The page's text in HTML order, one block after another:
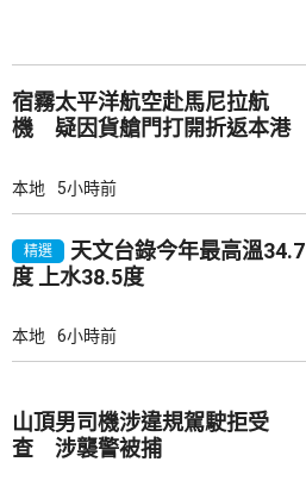
宿霧太平洋航空赴馬尼拉航
機 疑因貨艙門打開折返本港
本地 5小時前
精選
天文台錄今年最高溫34.7
度 上水38.5度
本地 6小時前
山頂男司機涉違規駕駛拒受
查 涉襲警被捕